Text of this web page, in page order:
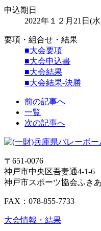
申込期日
2022年１２月21日(
要項・組合せ・結果
■大会要項
■大会申込書
■大会結果
■大会結果-決勝
前の記事へ
一覧
次の記事へ
〒651-0076
神戸市中央区吾妻通4-1-
神戸市スポーツ協会ふき
FAX：078-855-7733
大会情報・結果